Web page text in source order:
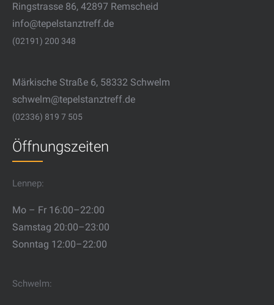
Ringstrasse 86, 42897 Remscheid
info@tepelstanztreff.de
(02191) 200 348
Märkische Straße 6, 58332 Schwelm
schwelm@tepelstanztreff.de
(02336) 819 7 505
Öffnungszeiten
Lennep:
Mo – Fr 16:00–22:00
Samstag 20:00–23:00
Sonntag 12:00–22:00
Schwelm: